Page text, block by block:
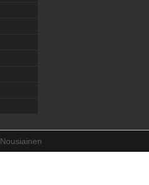
Nousiainen